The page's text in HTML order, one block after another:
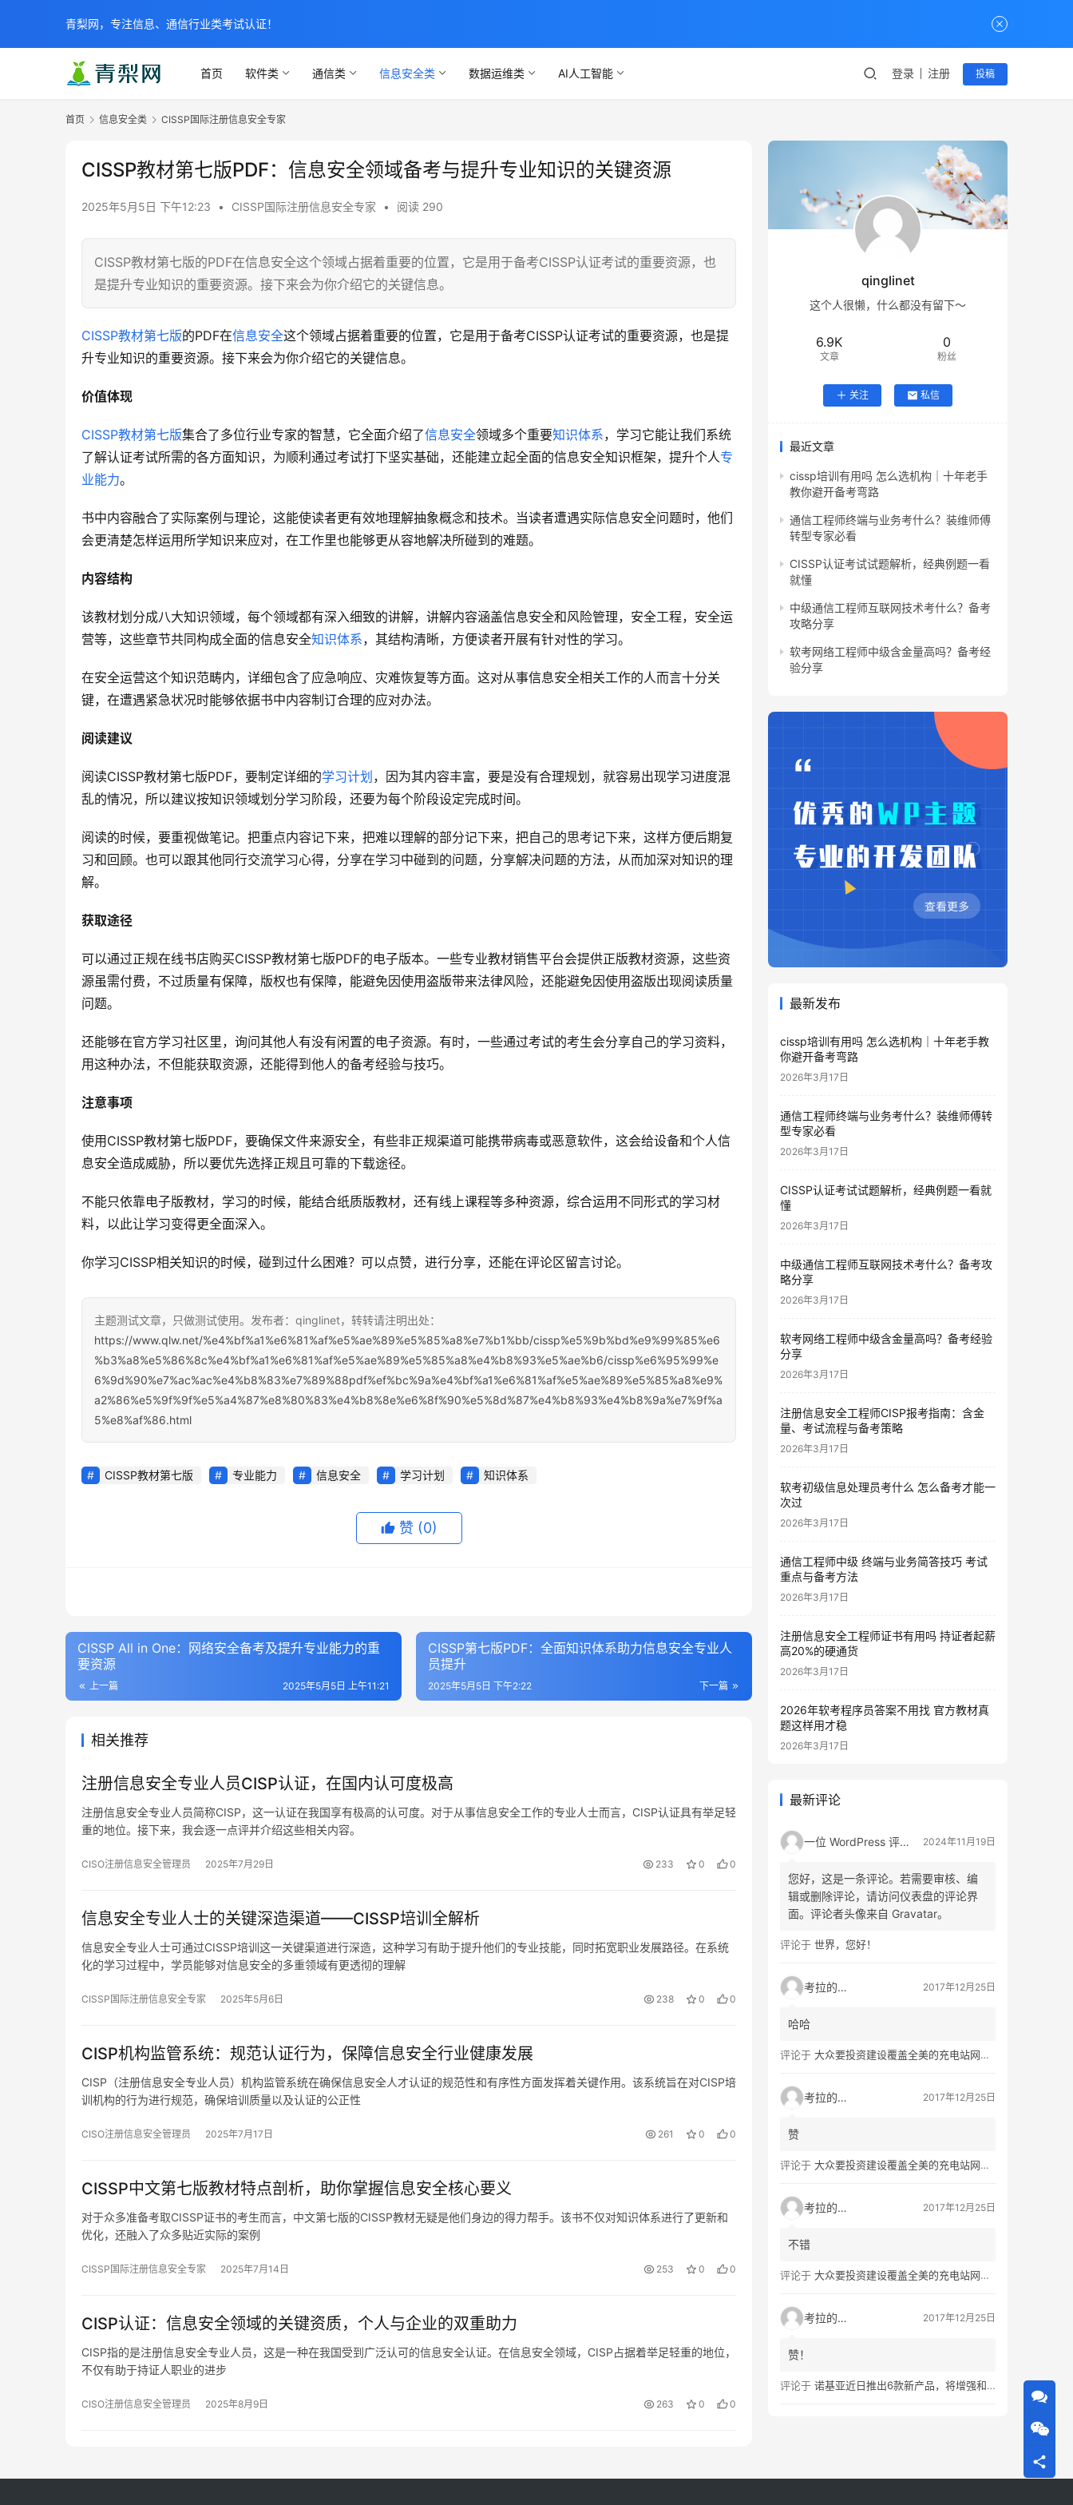
首页 软件类 通信类 信息安全类 数据运维类 AI人工智能 登录 注册 投稿
首页 信息安全类 CISSP国际注册信息安全专家
CISSP教材第七版PDF：信息安全领域备考与提升专业知识的关键资源
2025年5月5日 下午12:23 • CISSP国际注册信息安全专家 • 阅读 290
CISSP教材第七版的PDF在信息安全这个领域占据着重要的位置，它是用于备考CISSP认证考试的重要资源，也
是提升专业知识的重要资源。接下来会为你介绍它的关键信息。
CISSP教材第七版的PDF在信息安全这个领域占据着重要的位置，它是用于备考CISSP认证考试的重要资源，也是提
升专业知识的重要资源。接下来会为你介绍它的关键信息。
价值体现
CISSP教材第七版集合了多位行业专家的智慧，它全面介绍了信息安全领域多个重要知识体系，学习它能让我们系统
了解认证考试所需的各方面知识，为顺利通过考试打下坚实基础，还能建立起全面的信息安全知识框架，提升个人专
业能力。
书中内容融合了实际案例与理论，这能使读者更有效地理解抽象概念和技术。当读者遭遇实际信息安全问题时，他们
会更清楚怎样运用所学知识来应对，在工作里也能够更从容地解决所碰到的难题。
内容结构
该教材划分成八大知识领域，每个领域都有深入细致的讲解，讲解内容涵盖信息安全和风险管理，安全工程，安全运
营等，这些章节共同构成全面的信息安全知识体系，其结构清晰，方便读者开展有针对性的学习。
在安全运营这个知识范畴内，详细包含了应急响应、灾难恢复等方面。这对从事信息安全相关工作的人而言十分关
键，在遭遇紧急状况时能够依据书中内容制订合理的应对办法。
阅读建议
阅读CISSP教材第七版PDF，要制定详细的学习计划 ，因为其内容丰富，要是没有合理规划，就容易出现学习进度混
乱的情况，所以建议按知识领域划分学习阶段，还要为每个阶段设定完成时间。
阅读的时候，要重视做笔记。把重点内容记下来，把难以理解的部分记下来，把自己的思考记下来，这样方便后期复
习和回顾。也可以跟其他同行交流学习心得，分享在学习中碰到的问题，分享解决问题的方法，从而加深对知识的理
解。
获取途径
可以通过正规在线书店购买CISSP教材第七版PDF的电子版本。一些专业教材销售平台会提供正版教材资源，这些资
源虽需付费，不过质量有保障，版权也有保障，能避免因使用盗版带来法律风险，还能避免因使用盗版出现阅读质量
问题。
还能够在官方学习社区里，询问其他人有没有闲置的电子资源。有时，一些通过考试的考生会分享自己的学习资料，
用这种办法，不但能获取资源，还能得到他人的备考经验与技巧。
注意事项
使用CISSP教材第七版PDF，要确保文件来源安全，有些非正规渠道可能携带病毒或恶意软件，这会给设备和个人信
息安全造成威胁，所以要优先选择正规且可靠的下载途径。
不能只依靠电子版教材，学习的时候，能结合纸质版教材，还有线上课程等多种资源，综合运用不同形式的学习材
料，以此让学习变得更全面深入。
你学习CISSP相关知识的时候，碰到过什么困难？可以点赞，进行分享，还能在评论区留言讨论。
主题测试文章，只做测试使用。发布者：qinglinet，转转请注明出处：
https://www.qlw.net/%e4%bf%a1%e6%81%af%e5%ae%89%e5%85%a8%e7%b1%bb/cissp%e5%9b%bd%e9%99%85%e6
%b3%a8%e5%86%8c%e4%bf%a1%e6%81%af%e5%ae%89%e5%85%a8%e4%b8%93%e5%ae%b6/cissp%e6%95%99%e
6%9d%90%e7%ac%ac%e4%b8%83%e7%89%88pdf%ef%bc%9a%e4%bf%a1%e6%81%af%e5%ae%89%e5%85%a8%e9%
a2%86%e5%9f%9f%e5%a4%87%e8%80%83%e4%b8%8e%e6%8f%90%e5%8d%87%e4%b8%93%e4%b8%9a%e7%9f%a
5%e8%af%86.html
CISSP教材第七版 专业能力 信息安全 学习计划 知识体系
赞 (0)
CISSP All in One：网络安全备考及提升专业能力的重
要资源
上一篇 2025年5月5日 上午11:21
CISSP第七版PDF：全面知识体系助力信息安全专业人
员提升
下一篇
2025年5月5日 下午2:22
相关推荐
注册信息安全专业人员CISP认证，在国内认可度极高
注册信息安全专业人员简称CISP，这一认证在我国享有极高的认可度。对于从事信息安全工作的专业人士而言，CISP认证具有举足轻
重的地位。接下来，我会逐一点评并介绍这些相关内容。
CISO注册信息安全管理员 2025年7月29日 233 0 0
信息安全专业人士的关键深造渠道——CISSP培训全解析
信息安全专业人士可通过CISSP培训这一关键渠道进行深造，这种学习有助于提升他们的专业技能，同时拓宽职业发展路径。在系统
化的学习过程中，学员能够对信息安全的多重领域有更透彻的理解
CISSP国际注册信息安全专家 2025年5月6日 238 0 0
CISP机构监管系统：规范认证行为，保障信息安全行业健康发展
CISP（注册信息安全专业人员）机构监管系统在确保信息安全人才认证的规范性和有序性方面发挥着关键作用。该系统旨在对CISP培
训机构的行为进行规范，确保培训质量以及认证的公正性
CISO注册信息安全管理员 2025年7月17日 261 0 0
CISSP中文第七版教材特点剖析，助你掌握信息安全核心要义
对于众多准备考取CISSP证书的考生而言，中文第七版的CISSP教材无疑是他们身边的得力帮手。该书不仅对知识体系进行了更新和
优化，还融入了众多贴近实际的案例
CISSP国际注册信息安全专家 2025年7月14日 253 0 0
CISP认证：信息安全领域的关键资质，个人与企业的双重助力
CISP指的是注册信息安全专业人员，这是一种在我国受到广泛认可的信息安全认证。在信息安全领域，CISP占据着举足轻重的地位，
不仅有助于持证人职业的进步
CISO注册信息安全管理员 2025年8月9日 263 0 0
qinglinet
这个人很懒，什么都没有留下～
6.9K
文章
0
粉丝
关注 私信
最近文章
cissp培训有用吗 怎么选机构｜十年老手
教你避开备考弯路
通信工程师终端与业务考什么？装维师傅
转型专家必看
CISSP认证考试试题解析，经典例题一看
就懂
中级通信工程师互联网技术考什么？备考
攻略分享
软考网络工程师中级含金量高吗？备考经
验分享
最新发布
cissp培训有用吗 怎么选机构｜十年老手教
你避开备考弯路
2026年3月17日
通信工程师终端与业务考什么？装维师傅转
型专家必看
2026年3月17日
CISSP认证考试试题解析，经典例题一看就
懂
2026年3月17日
中级通信工程师互联网技术考什么？备考攻
略分享
2026年3月17日
软考网络工程师中级含金量高吗？备考经验
分享
2026年3月17日
注册信息安全工程师CISP报考指南：含金
量、考试流程与备考策略
2026年3月17日
软考初级信息处理员考什么 怎么备考才能一
次过
2026年3月17日
通信工程师中级 终端与业务简答技巧 考试
重点与备考方法
2026年3月17日
注册信息安全工程师证书有用吗 持证者起薪
高20%的硬通货
2026年3月17日
2026年软考程序员答案不用找 官方教材真
题这样用才稳
2026年3月17日
最新评论
一位 WordPress 评论者 2024年11月19日
您好，这是一条评论。若需要审核、编
辑或删除评论，请访问仪表盘的评论界
面。评论者头像来自 Gravatar。
评论于 世界，您好！
考拉的生活 2017年12月25日
哈哈
评论于 大众要投资建设覆盖全美的充电站网络，特斯拉也没闲着
考拉的生活 2017年12月25日
赞
评论于 大众要投资建设覆盖全美的充电站网络，特斯拉也没闲着
考拉的生活 2017年12月25日
不错
评论于 大众要投资建设覆盖全美的充电站网络，特斯拉也没闲着
考拉的生活 2017年12月25日
赞！
评论于 诺基亚近日推出6款新产品，将增强和16家公司合作，VR领域发力明显
青梨网，专注信息、通信行业类考试认证！